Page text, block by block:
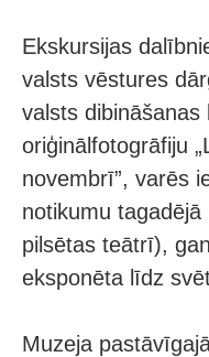
Ekskursijas
valsts vēstures
valsts
oriģinālfotogrāfiju
novembrī”, varēs
notikumu
pilsētas teātrī),
eksponēta līdz
Muzeja